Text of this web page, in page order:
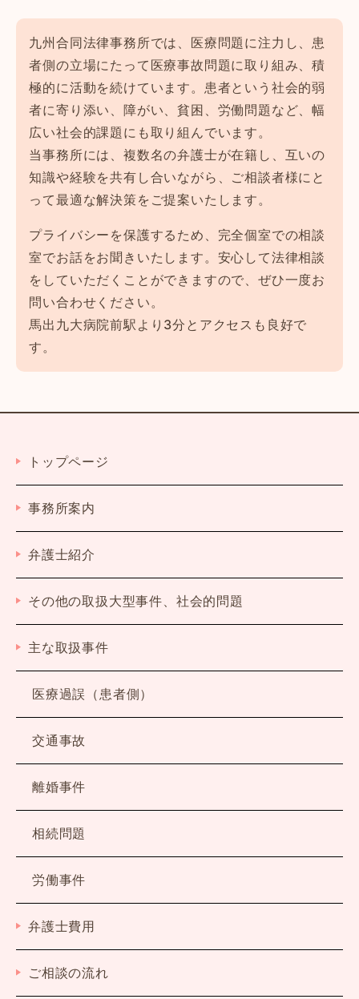
九州合同法律事務所では、医療問題に注力し、患
者側の立場にたって医療事故問題に取り組み、積
極的に活動を続けています。患者という社会的弱
者に寄り添い、障がい、貧困、労働問題など、幅
広い社会的課題にも取り組んでいます。
当事務所には、複数名の弁護士が在籍し、互いの
知識や経験を共有し合いながら、ご相談者様にと
って最適な解決策をご提案いたします。
プライバシーを保護するため、完全個室での相談
室でお話をお聞きいたします。安心して法律相談
をしていただくことができますので、ぜひ一度お
問い合わせください。
馬出九大病院前駅より3分とアクセスも良好で
す。
トップページ
事務所案内
弁護士紹介
その他の取扱大型事件、社会的問題
主な取扱事件
医療過誤（患者側）
交通事故
離婚事件
相続問題
労働事件
弁護士費用
ご相談の流れ